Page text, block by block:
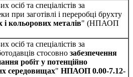
осіб та спеціалістів за
при заготівлі і переробці брухту
і кольорових металів" (НПАОП
осіб та спеціалістів за
стосовно забезпечення
робіт у потенційно
середовищах" НПАОП 0.00-7.12-